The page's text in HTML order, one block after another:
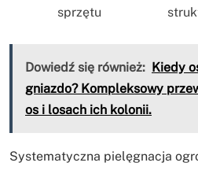
sprzętu
Dowiedź się również: Kiedy
gniazdo? Kompleksowy
os i losach ich kolonii.
Systematyczna pielęgnacja